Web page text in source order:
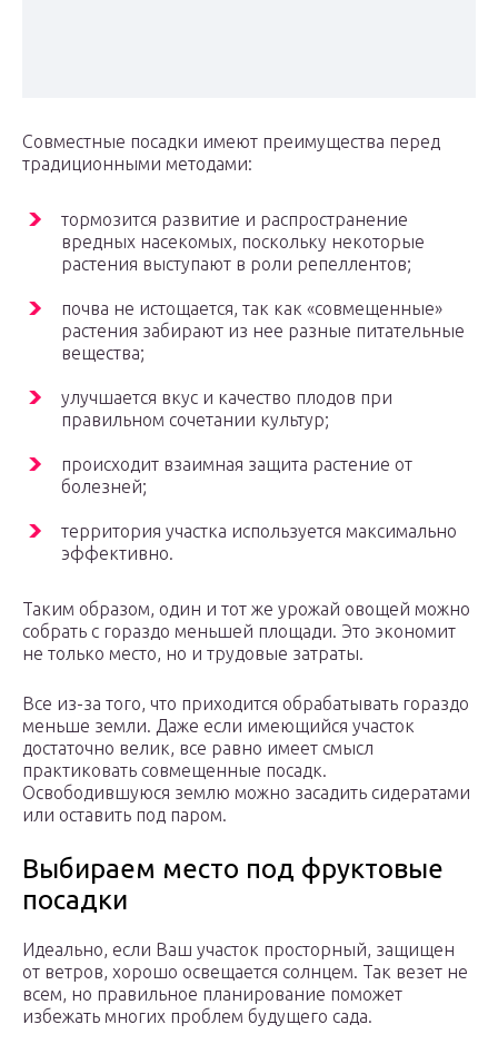
Совместные посадки имеют преимущества перед
традиционными методами:
тормозится развитие и распространение
вредных насекомых, поскольку некоторые
растения выступают в роли репеллентов;
почва не истощается, так как «совмещенные»
растения забирают из нее разные питательные
вещества;
улучшается вкус и качество плодов при
правильном сочетании культур;
происходит взаимная защита растение от
болезней;
территория участка используется максимально
эффективно.
Таким образом, один и тот же урожай овощей можно
собрать с гораздо меньшей площади. Это экономит
не только место, но и трудовые затраты.
Все из-за того, что приходится обрабатывать гораздо
меньше земли. Даже если имеющийся участок
достаточно велик, все равно имеет смысл
практиковать совмещенные посадк.
Освободившуюся землю можно засадить сидератами
или оставить под паром.
Выбираем место под фруктовые
посадки
Идеально, если Ваш участок просторный, защищен
от ветров, хорошо освещается солнцем. Так везет не
всем, но правильное планирование поможет
избежать многих проблем будущего сада.